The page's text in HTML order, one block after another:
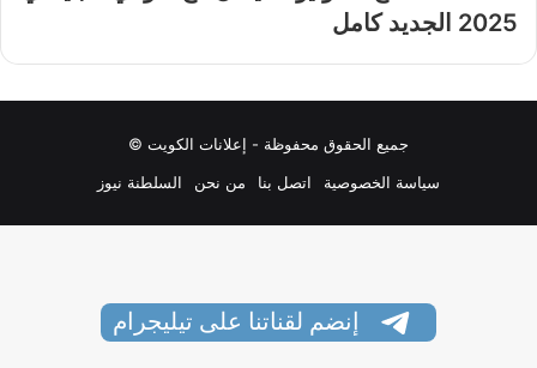
2025 الجديد كامل
جميع الحقوق محفوظة - إعلانات الكويت ©
سياسة الخصوصية
اتصل بنا من نحن السلطنة نيوز
إنضم لقناتنا على تيليجرام